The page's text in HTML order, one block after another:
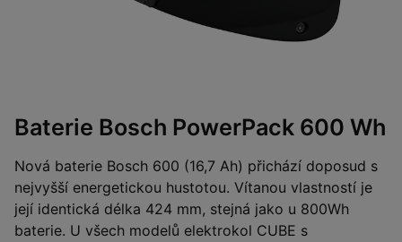
Baterie Bosch PowerPack 600 Wh
Nová baterie Bosch 600 (16,7 Ah) přichází doposud s
nejvyšší energetickou hustotou. Vítanou vlastností je
její identická délka 424 mm, stejná jako u 800Wh
baterie. U všech modelů elektrokol CUBE s